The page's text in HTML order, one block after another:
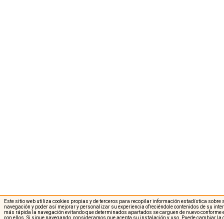
Este sitio web utiliza cookies propias y de terceros para recopilar información estadística sobre
navegación y poder así mejorar y personalizar su experiencia ofreciéndole contenidos de su
más rápida la navegación evitando que determinados apartados se carguen de nuevo
con ellos. Si sigue navegando, consideramos que acepta su instalación y uso. Puede cambiar la